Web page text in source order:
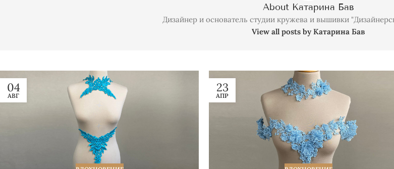
About Катарина Бав
Дизайнер и основатель студии кружева и вышивки
View all posts by Катарина Бав
04
АВГ
23
АПР